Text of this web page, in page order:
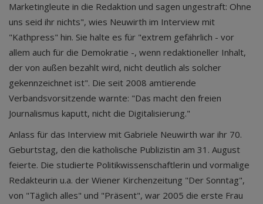
Marketingleute in die Redaktion und sagen ungestraft: Ohne
uns seid ihr nichts", wies Neuwirth im Interview mit
"Kathpress" hin. Sie halte es für "extrem gefährlich - vor
allem auch für die Demokratie -, wenn redaktioneller Inhalt,
der von außen bezahlt wird, nicht deutlich als solcher
gekennzeichnet ist". Die seit 2008 amtierende
Verbandsvorsitzende warnte: "Das macht den freien
Journalismus kaputt, nicht die Digitalisierung."
Anlass für das Interview mit Gabriele Neuwirth war ihr 70.
Geburtstag, den die katholische Publizistin am 31. August
feierte. Die studierte Politikwissenschaftlerin und vormalige
Redakteurin u.a. der Wiener Kirchenzeitung "Der Sonntag",
von "Täglich alles" und "Präsent", war 2005 die erste Frau